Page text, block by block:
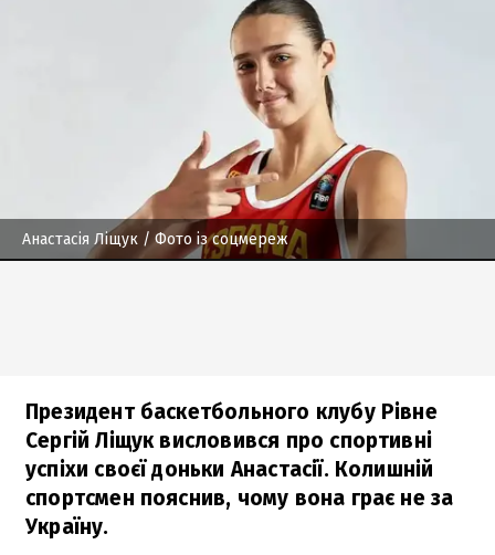
Анастасія Ліщук / Фото із соцмереж
Президент баскетбольного клубу Рівне
Сергій Ліщук висловився про спортивні
успіхи своєї доньки Анастасії. Колишній
спортсмен пояснив, чому вона грає не за
Україну.